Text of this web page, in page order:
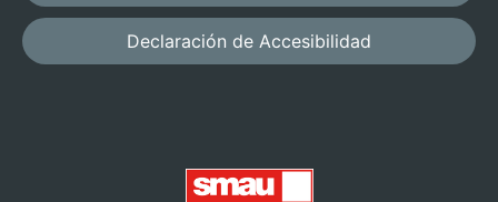
Declaración de Accesibilidad